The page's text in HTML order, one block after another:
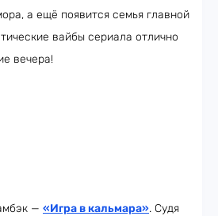
а ещё появится семья главной
вайбы сериала отлично
вечера!
— «Игра в кальмара». Судя